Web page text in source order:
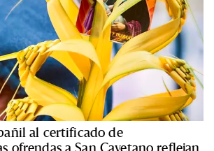
al certificado de
ofrendas a San Cayetano reflejan